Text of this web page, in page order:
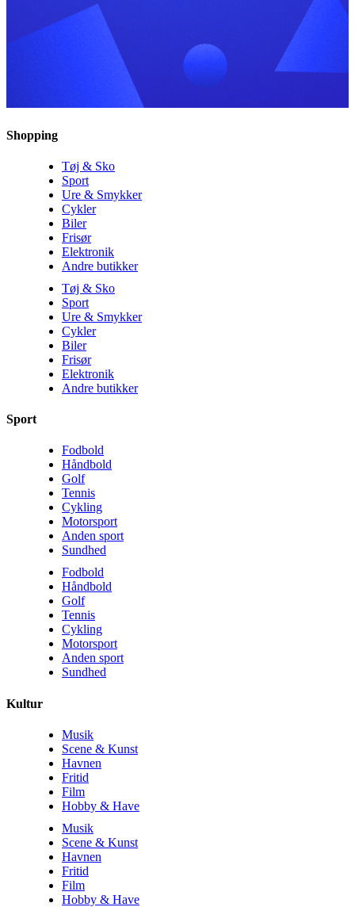
Shopping
Tøj & Sko
Sport
Ure & Smykker
Cykler
Biler
Frisør
Elektronik
Andre butikker
Tøj & Sko
Sport
Ure & Smykker
Cykler
Biler
Frisør
Elektronik
Andre butikker
Sport
Fodbold
Håndbold
Golf
Tennis
Cykling
Motorsport
Anden sport
Sundhed
Fodbold
Håndbold
Golf
Tennis
Cykling
Motorsport
Anden sport
Sundhed
Kultur
Musik
Scene & Kunst
Havnen
Fritid
Film
Hobby & Have
Musik
Scene & Kunst
Havnen
Fritid
Film
Hobby & Have